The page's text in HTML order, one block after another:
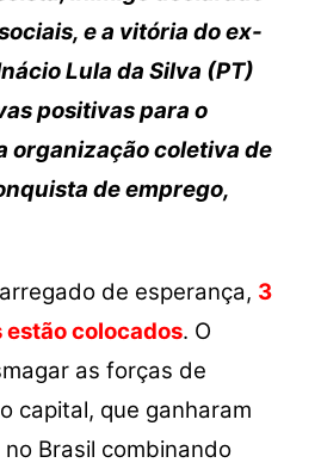
e a vitória do ex-
Lula da Silva (PT)
positivas para o
organização coletiva de
de emprego,
de esperança, 3
colocados. O
as forças de
capital, que ganharam
Brasil combinando